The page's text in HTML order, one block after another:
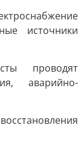
источники
проводят
аварийно-